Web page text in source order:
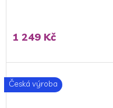
1 249 Kč
Česká výroba